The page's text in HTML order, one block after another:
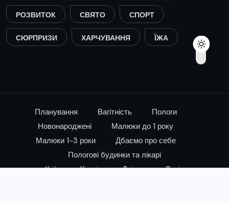
РОЗВИТОК СВЯТО СПОРТ
СЮРПРИЗИ ХАРЧУВАННЯ ЇЖА
Планування Вагітність
Пологи
Новонароджені
Малюки до 1 року
Малюки 1-3 роки
Дбаємо про себе
Пологові будинки та лікарі
Київ
Харків Дніпро Львів